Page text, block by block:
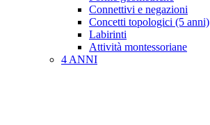
Connettivi e negazioni
Concetti topologici (5 anni)
Labirinti
Attività montessoriane
4 ANNI